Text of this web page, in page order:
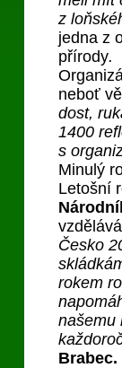
z
jedna z
přírody.
neboť
dost,
1400
s
Minulý
Letošní
Česko
rokem
našemu
Brabec.